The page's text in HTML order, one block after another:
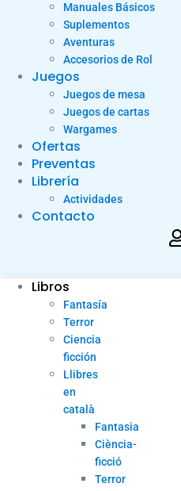
Manuales Básicos
Suplementos
Aventuras
Accesorios de Rol
Juegos
Juegos de mesa
Juegos de cartas
Wargames
Ofertas
Preventas
Librería
Actividades
Contacto
Libros
Fantasía
Terror
Ciencia
ficción
Llibres
en
català
Fantasia
Ciència-
ficció
Terror